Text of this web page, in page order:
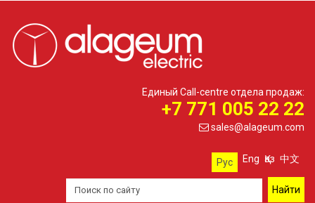
Единый Call-centre отдела продаж:
+7 771 005 22 22
sales@alageum.com
Рус Eng Қаз 中文